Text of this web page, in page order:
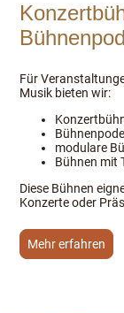
Für
Musik bieten wir:
modulare
Bühnen mit
Diese Bühnen
Konzerte oder
Mehr erfahren